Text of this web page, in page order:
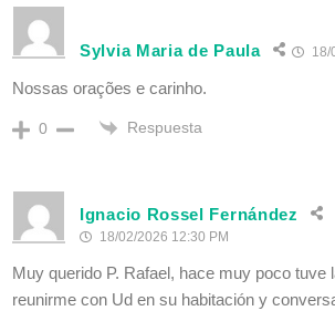
Sylvia Maria de Paula 18/
Nossas orações e carinho.
0 Respuesta
Ignacio Rossel Fernández
18/02/2026 12:30 PM
Muy querido P. Rafael, hace muy poco tuve
reunirme con Ud en su habitación y